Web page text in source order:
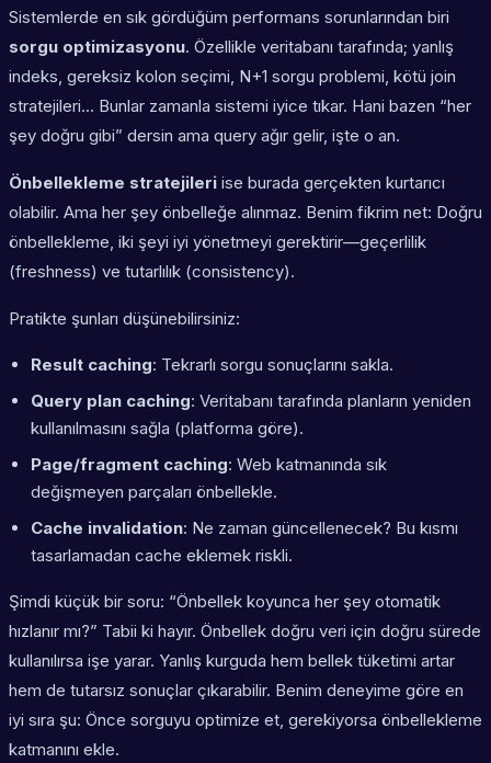
Sistemlerde en sık gördüğüm performans sorunlarından biri
sorgu optimizasyonu. Özellikle veritabanı tarafında; yanlış
indeks, gereksiz kolon seçimi, N+1 sorgu problemi, kötü join
stratejileri… Bunlar zamanla sistemi iyice tıkar. Hani bazen “her
şey doğru gibi” dersin ama query ağır gelir, işte o an.
Önbellekleme stratejileri ise burada gerçekten kurtarıcı
olabilir. Ama her şey önbelleğe alınmaz. Benim fikrim net: Doğru
önbellekleme, iki şeyi iyi yönetmeyi gerektirir—geçerlilik
(freshness) ve tutarlılık (consistency).
Pratikte şunları düşünebilirsiniz:
Result caching: Tekrarlı sorgu sonuçlarını sakla.
Query plan caching: Veritabanı tarafında planların yeniden
kullanılmasını sağla (platforma göre).
Page/fragment caching: Web katmanında sık
değişmeyen parçaları önbellekle.
Cache invalidation: Ne zaman güncellenecek? Bu kısmı
tasarlamadan cache eklemek riskli.
Şimdi küçük bir soru: “Önbellek koyunca her şey otomatik
hızlanır mı?” Tabii ki hayır. Önbellek doğru veri için doğru sürede
kullanılırsa işe yarar. Yanlış kurguda hem bellek tüketimi artar
hem de tutarsız sonuçlar çıkarabilir. Benim deneyime göre en
iyi sıra şu: Önce sorguyu optimize et, gerekiyorsa önbellekleme
katmanını ekle.